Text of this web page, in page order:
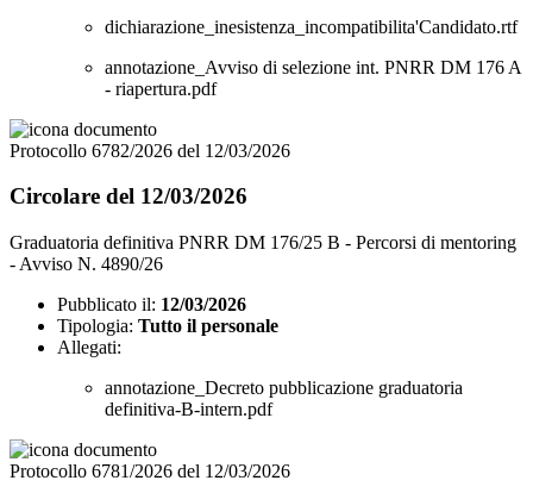
dichiarazione_inesistenza_incompatibilita'Candidato.rtf
annotazione_Avviso di selezione int. PNRR DM 176 A
- riapertura.pdf
Protocollo 6782/2026 del 12/03/2026
Circolare del 12/03/2026
Graduatoria definitiva PNRR DM 176/25 B - Percorsi di mentoring
- Avviso N. 4890/26
Pubblicato il: 12/03/2026
Tipologia: Tutto il personale
Allegati:
annotazione_Decreto pubblicazione graduatoria
definitiva-B-intern.pdf
Protocollo 6781/2026 del 12/03/2026